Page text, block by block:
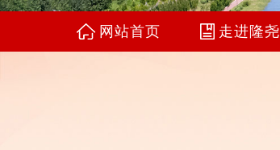
网站首页 走进隆尧